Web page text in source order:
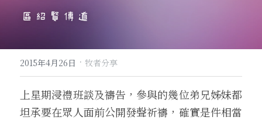
區紹賢傳道
2015年4月26日 · 牧者分享
上星期浸禮班談及禱告，參與的幾位弟兄姊妹都
坦承要在眾人面前公開發聲祈禱，確實是件相當